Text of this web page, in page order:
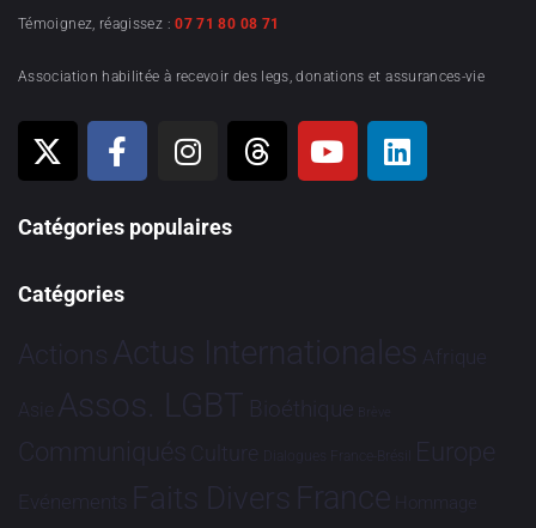
Témoignez, réagissez :07 71 80 08 71
Association habilitée à recevoir des legs, donations et assurances-vie
Catégories populaires
Catégories
Actions Actus Internationales Afrique
Asie Assos. LGBT Bioéthique Brève
Communiqués Culture Dialogues France-Brésil Europe
Evénements Faits Divers France Hommage